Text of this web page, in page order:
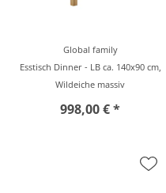
Global family
Esstisch Dinner - LB ca. 140x90 cm,
Wildeiche massiv
998,00 € *